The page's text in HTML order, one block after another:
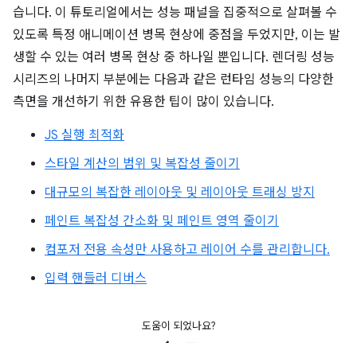
습니다. 이 튜토리얼에서는 성능 패널을 집중적으로 살펴볼 수
있도록 특정 애니메이션 병목 현상에 중점을 두었지만, 이는 발
생할 수 있는 여러 병목 현상 중 하나일 뿐입니다. 렌더링 성능
시리즈의 나머지 부분에는 다음과 같은 런타임 성능의 다양한
측면을 개선하기 위한 유용한 팁이 많이 있습니다.
JS 실행 최적화
스타일 계산의 범위 및 복잡성 줄이기
대규모의 복잡한 레이아웃 및 레이아웃 트래싱 방지
페인트 복잡성 간소화 및 페인트 영역 줄이기
컴포저 전용 속성만 사용하고 레이어 수를 관리합니다.
입력 핸들러 디버스
도움이 되었나요?